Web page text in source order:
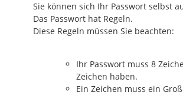
Sie können sich Ihr Passwort selbst
Das Passwort hat Regeln.
Diese Regeln müssen Sie beachten:
Ihr Passwort muss 8
Zeichen haben.
Ein Zeichen muss ein